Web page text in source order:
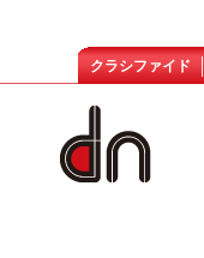
クラシファイド